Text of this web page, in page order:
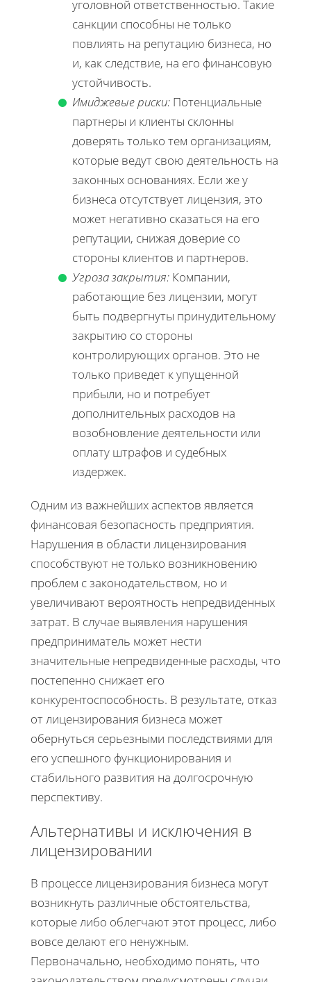
уголовной ответственностью. Такие
санкции способны не только
повлиять на репутацию бизнеса, но
и, как следствие, на его финансовую
устойчивость.
Имиджевые риски: Потенциальные
партнеры и клиенты склонны
доверять только тем организациям,
которые ведут свою деятельность на
законных основаниях. Если же у
бизнеса отсутствует лицензия, это
может негативно сказаться на его
репутации, снижая доверие со
стороны клиентов и партнеров.
Угроза закрытия: Компании,
работающие без лицензии, могут
быть подвергнуты принудительному
закрытию со стороны
контролирующих органов. Это не
только приведет к упущенной
прибыли, но и потребует
дополнительных расходов на
возобновление деятельности или
оплату штрафов и судебных
издержек.
Одним из важнейших аспектов является
финансовая безопасность предприятия.
Нарушения в области лицензирования
способствуют не только возникновению
проблем с законодательством, но и
увеличивают вероятность непредвиденных
затрат. В случае выявления нарушения
предприниматель может нести
значительные непредвиденные расходы, что
постепенно снижает его
конкурентоспособность. В результате, отказ
от лицензирования бизнеса может
обернуться серьезными последствиями для
его успешного функционирования и
стабильного развития на долгосрочную
перспективу.
Альтернативы и исключения в
лицензировании
В процессе лицензирования бизнеса могут
возникнуть различные обстоятельства,
которые либо облегчают этот процесс, либо
вовсе делают его ненужным.
Первоначально, необходимо понять, что